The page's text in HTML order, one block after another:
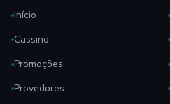
Início
Cassino
Promoções
Provedores